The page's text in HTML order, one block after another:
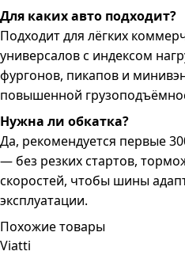
Для каких авто подходит?
Подходит для лёгких
универсалов с индексом
фургонов, пикапов и
повышенной
Нужна ли обкатка?
Да, рекомендуется первые
— без резких стартов,
скоростей, чтобы шины
эксплуатации.
Похожие товары
Viatti